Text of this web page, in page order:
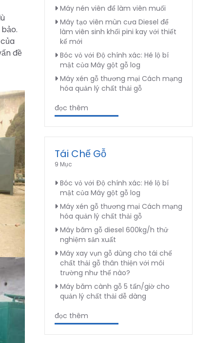
đề
Máy nén viên để làm viên muối
Máy tạo viên mùn cưa Diesel để
làm viên sinh khối pini kay với thiết
kế mới
Bóc vỏ với Độ chính xác: Hé lộ bí
mật của Máy gột gỗ log
Máy xén gỗ thương mại Cách mạng
hóa quản lý chất thải gỗ
đọc thêm
Tái Chế Gỗ
9 Mục
Bóc vỏ với Độ chính xác: Hé lộ bí
mật của Máy gột gỗ log
Máy xén gỗ thương mại Cách mạng
hóa quản lý chất thải gỗ
Máy băm gỗ diesel 600kg/h thử
nghiệm sản xuất
Máy xay vụn gỗ dùng cho tái chế
chất thải gỗ thân thiện với môi
trường như thế nào?
Máy băm cành gỗ 5 tấn/giờ cho
quản lý chất thải dễ dàng
đọc thêm